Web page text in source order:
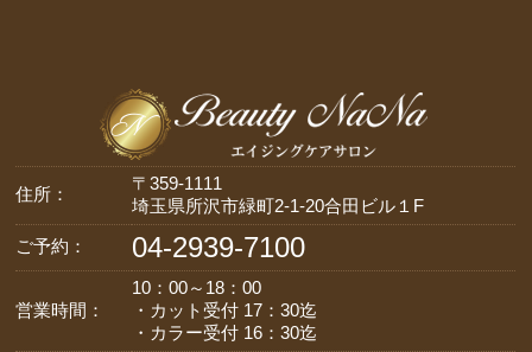
住所：
〒359-1111
埼玉県所沢市緑町2-1-20合田ビル１F
ご予約：
04-2939-7100
営業時間：
10：00～18：00
・カット受付 17：30迄
・カラー受付 16：30迄